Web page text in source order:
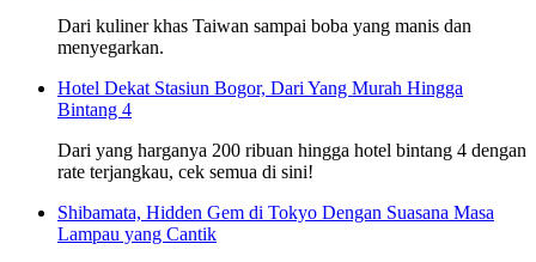
Dari kuliner khas Taiwan sampai boba yang manis dan
menyegarkan.
Hotel Dekat Stasiun Bogor, Dari Yang Murah Hingga
Bintang 4
Dari yang harganya 200 ribuan hingga hotel bintang 4 dengan
rate terjangkau, cek semua di sini!
Shibamata, Hidden Gem di Tokyo Dengan Suasana Masa
Lampau yang Cantik